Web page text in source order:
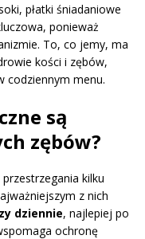
płatki śniadaniowe
ponieważ
To, co jemy, ma
kości i zębów,
codziennym menu.
są
zębów?
kilku
z nich
dziennie, najlepiej po
ochronę